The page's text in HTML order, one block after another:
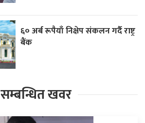
६० अर्ब रूपैयाँ निक्षेप संकलन गर्दै राष्ट्र
बैंक
सम्बन्धित खवर